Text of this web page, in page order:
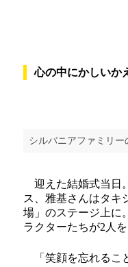
心の中にかしいか
シルバニアファミリー
迎えた結婚式当日
ス、雅基さんはタキ
場」のステージ上に
ラクターたちが2人
「笑顔を忘れるこ